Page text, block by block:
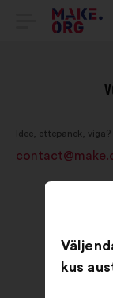
SAIDI
Idee, ettepanek,
kus